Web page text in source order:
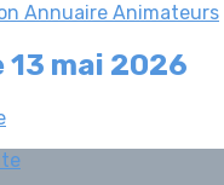
Annuaire Animateurs
13 mai 2026